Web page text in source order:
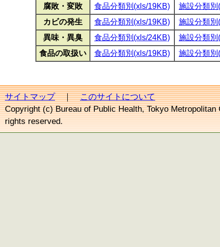
腐敗・変敗
食品分類別(xls/19KB)
施設分類
カビの発生
食品分類別(xls/19KB)
施設分類
異味・異臭
食品分類別(xls/24KB)
施設分類
食品の取扱い
食品分類別(xls/19KB) 施設分類
サイトマップ｜このサイトについて
Copyright (c) Bureau of Public Health, Tokyo Metropolitan
rights reserved.